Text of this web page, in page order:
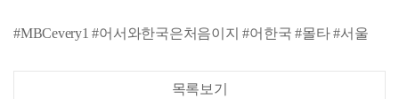
#MBCevery1 #어서와한국은처음이지 #어한국 #몰타 #서울
목록보기